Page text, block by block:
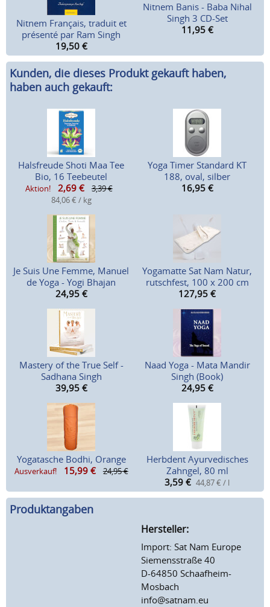
Nitnem Français, traduit et
présenté par Ram Singh
19,50 €
Nitnem Banis - Baba Nihal
Singh 3 CD-Set
11,95 €
Kunden, die dieses Produkt gekauft haben,
haben auch gekauft:
Halsfreude Shoti Maa Tee
Bio, 16 Teebeutel
Aktion! 2,69 €
3,39 €
84,06 € / kg
Yoga Timer Standard KT
188, oval, silber
16,95 €
Je Suis Une Femme, Manuel
de Yoga - Yogi Bhajan
24,95 €
Yogamatte Sat Nam Natur,
rutschfest, 100 x 200 cm
127,95 €
Mastery of the True Self -
Sadhana Singh
39,95 €
Naad Yoga - Mata Mandir
Singh (Book)
24,95 €
Yogatasche Bodhi, Orange
Ausverkauf! 15,99 € 24,95 €
Herbdent Ayurvedisches
Zahngel, 80 ml
3,59 € 44,87 € / l
Produktangaben
Hersteller:
Import: Sat Nam Europe
Siemensstraße 40
D-64850 Schaafheim-
Mosbach
info@satnam.eu